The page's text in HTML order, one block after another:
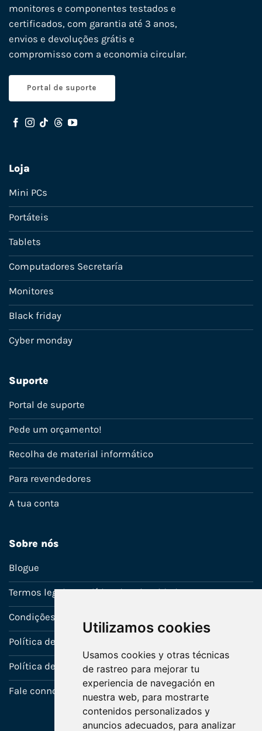
Utilizamos cookies
Usamos cookies y otras técnicas
de rastreo para mejorar tu
experiencia de navegación en
nuestra web, para mostrarte
contenidos personalizados y
anuncios adecuados, para analizar
monitores e componentes testados e
certificados, com garantia até 3 anos,
envios e devoluções grátis e
compromisso com a economia circular.
Portal de suporte
Loja
Mini PCs
Portáteis
Tablets
Computadores Secretaría
Monitores
Black friday
Cyber monday
Suporte
Portal de suporte
Pede um orçamento!
Recolha de material informático
Para revendedores
A tua conta
Sobre nós
Blogue
Termos legais e política de privacidade
Condições de venda
Política de Garantia
Política de utilização de cookies
Fale connosco